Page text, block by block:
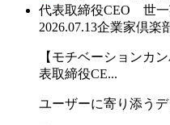
2026.07.13企業家倶楽
【モチベーションカ
表取締役CE...
ユーザーに寄り添う